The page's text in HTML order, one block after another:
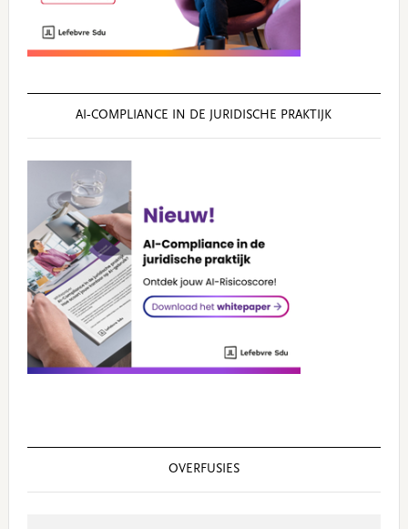
AI‑COMPLIANCE IN DE JURIDISCHE PRAKTIJK
OVERFUSIES